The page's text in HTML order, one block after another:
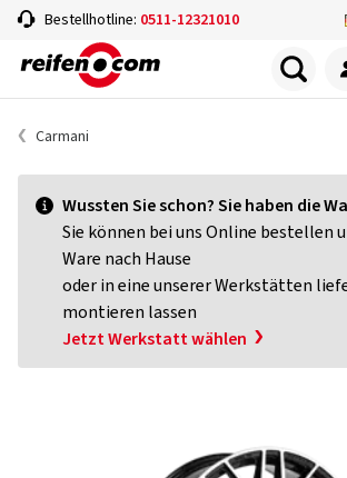
Bestellhotline: 0511-12321010
Carmani
Wussten Sie schon? Sie haben die
Sie können bei uns Online bestellen
Ware nach Hause
oder in eine unserer Werkstätten
montieren lassen
Jetzt Werkstatt wählen